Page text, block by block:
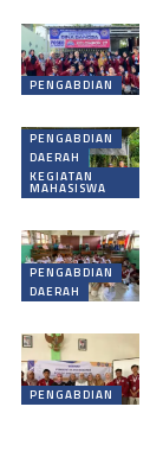
PENGABDIAN
PENGABDIAN
DAERAH
KEGIATAN
MAHASISWA
PENGABDIAN
DAERAH
PENGABDIAN